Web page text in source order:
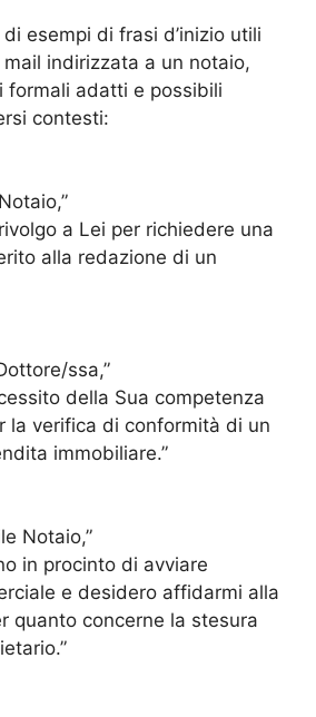
esempi di frasi d’inizio utili
indirizzata a un notaio,
formali adatti e possibili
contesti:
a Lei per richiedere una
alla redazione di un
ssa,”
della Sua competenza
la verifica di conformità di un
immobiliare.”
Notaio,”
in procinto di avviare
e desidero affidarmi alla
quanto concerne la stesura